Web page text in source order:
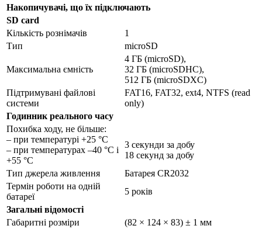
Накопичувачі, що їх підключають
SD card
Кількість рознімачів
1
Тип
microSD
Максимальна ємність
4 ГБ (microSD),
32 ГБ (microSDHC),
512 ГБ (microSDXC)
Підтримувані файлові
системи
FAT16, FAT32, ext4, NTFS (read
only)
Годинник реального часу
Похибка ходу, не більше:
– при температурі +25 °С
– при температурах –40 °С і
+55 °C
3 секунди за добу
18 секунд за добу
Тип джерела живлення
Батарея CR2032
Термін роботи на одній
батареї
5 років
Загальні відомості
Габаритні розміри
(82 × 124 × 83) ± 1 мм